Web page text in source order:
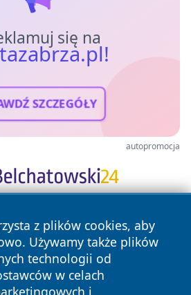
się na
SZCZEGÓŁY
autopromocja
z plików cookies, aby
Używamy także plików
technologii od
w celach
i